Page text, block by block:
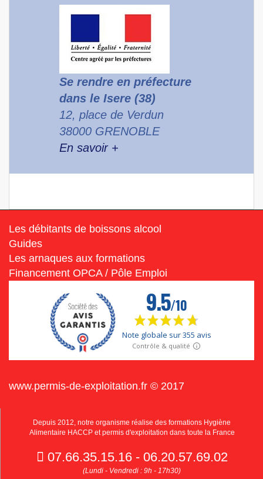
Se rendre en préfecture
dans le Isere (38)
12, place de Verdun
38000 GRENOBLE
En savoir +
Les débitants de boissons alcool
Guides
Les arnaques aux formations
Financement OPCA / Pôle Emploi
www.permis-de-exploitation.fr © 2017
Depuis 2012, notre organisme réalise des formations Hygiène
Alimentaire HACCP et permis d'exploitation dans toute la France
07.66.35.15.16 - 06.20.57.69.02
(Lundi - Vendredi : 9h - 17h30)